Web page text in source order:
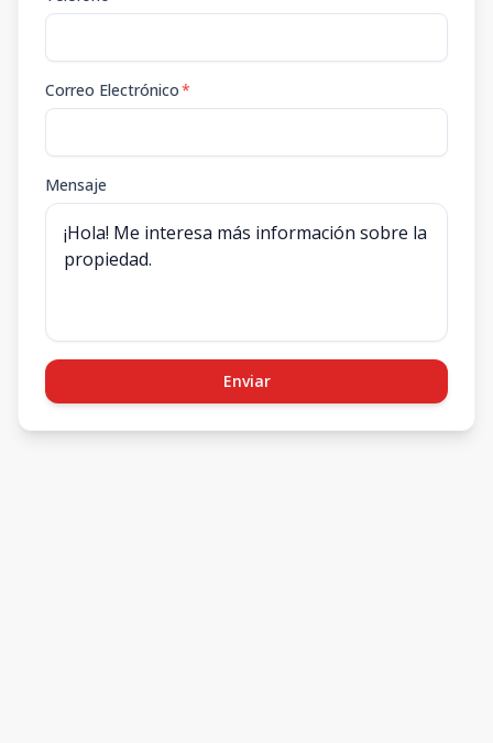
Correo Electrónico*
Mensaje
Enviar